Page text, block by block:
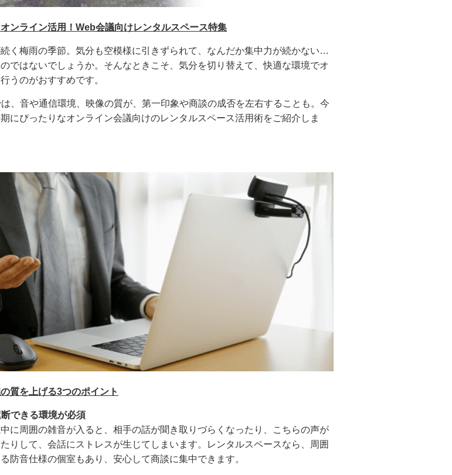
ンライン活用！Web会議向けレンタルスペース特集
く梅雨の季節。気分も空模様に引きずられて、なんだか集中力が続かない…
ではないでしょうか。そんなときこそ、気分を切り替えて、快適な環境でオ
うのがおすすめです。
、音や通信環境、映像の質が、第一印象や商談の成否を左右することも。今
にぴったりなオンライン会議向けのレンタルスペース活用術をご紹介しま
質を上げる3つのポイント
できる環境が必須
に周囲の雑音が入ると、相手の話が聞き取りづらくなったり、こちらの声が
りして、会話にストレスが生じてしまいます。レンタルスペースなら、周囲
防音仕様の個室もあり、安心して商談に集中できます。